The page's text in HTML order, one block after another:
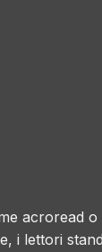
acroread o
i lettori